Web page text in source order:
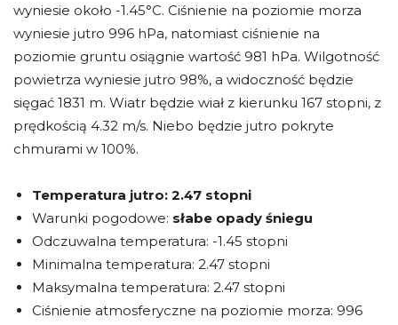
wyniesie około -1.45°C. Ciśnienie na poziomie morza
wyniesie jutro 996 hPa, natomiast ciśnienie na
poziomie gruntu osiągnie wartość 981 hPa. Wilgotność
powietrza wyniesie jutro 98%, a widoczność będzie
sięgać 1831 m. Wiatr będzie wiał z kierunku 167 stopni, z
prędkością 4.32 m/s. Niebo będzie jutro pokryte
chmurami w 100%.
Temperatura jutro: 2.47 stopni
Warunki pogodowe: słabe opady śniegu
Odczuwalna temperatura: -1.45 stopni
Minimalna temperatura: 2.47 stopni
Maksymalna temperatura: 2.47 stopni
Ciśnienie atmosferyczne na poziomie morza: 996